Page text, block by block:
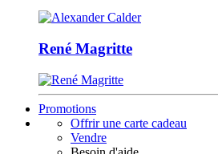
René Magritte
Promotions
Offrir une carte cadeau
Vendre